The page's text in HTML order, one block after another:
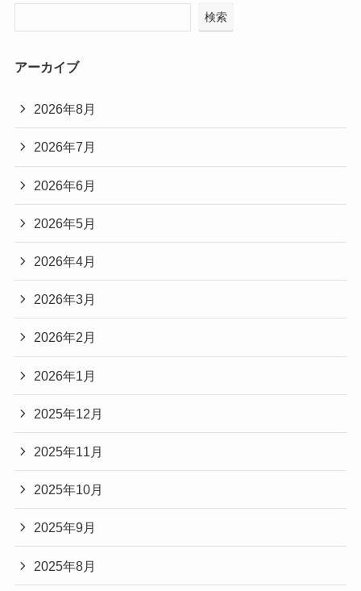
検索
アーカイブ
2026年8月
2026年7月
2026年6月
2026年5月
2026年4月
2026年3月
2026年2月
2026年1月
2025年12月
2025年11月
2025年10月
2025年9月
2025年8月